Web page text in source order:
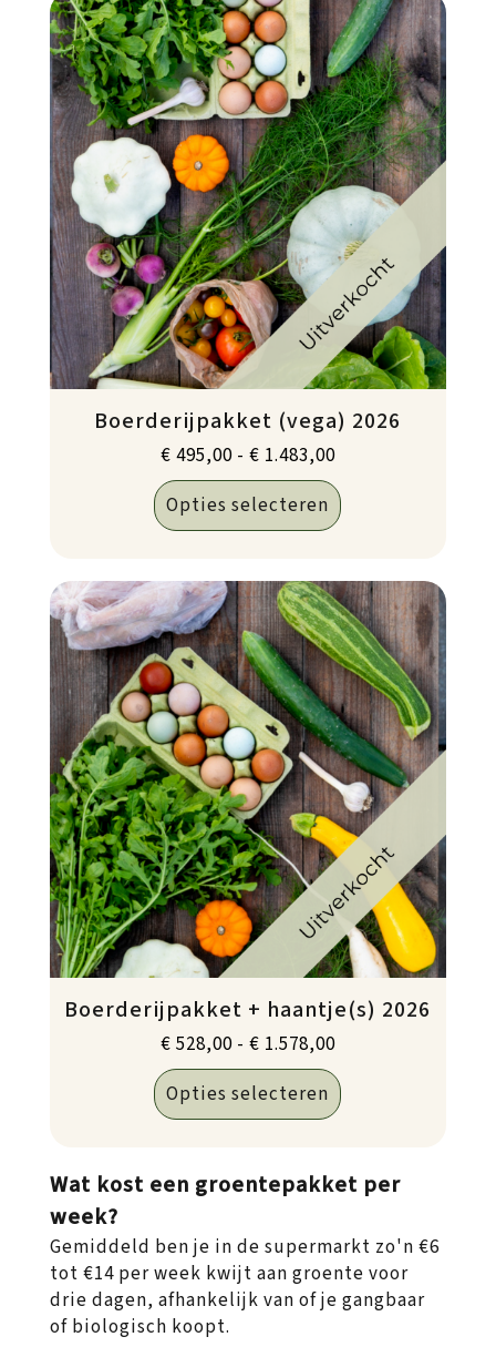
Boerderijpakket (vega) 2026
€ 495,00 - € 1.483,00Prijsklasse:
€ 495,00
tot
€ 1.483,00
Opties selecteren
Boerderijpakket + haantje(s) 2026
€ 528,00 - € 1.578,00Prijsklasse:
€ 528,00
tot
€ 1.578,00
Opties selecteren
Wat kost een groentepakket per
week?
Gemiddeld ben je in de supermarkt zo'n €6
tot €14 per week kwijt aan groente voor
drie dagen, afhankelijk van of je gangbaar
of biologisch koopt.